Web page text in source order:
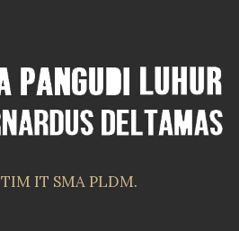
TIM IT SMA PLDM.